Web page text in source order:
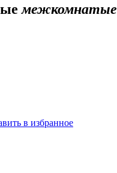
межкомнатые
в избранное